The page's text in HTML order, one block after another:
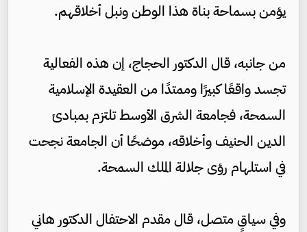
يؤمن بسماحة بناة هذا الوطن ونبل أخلاقهم.
من جانبه، قال الدكتور الحجاج، إن هذه الفعالية
تجسد واقعًا كبيرًا وممتدًا من العقيدة الإسلامية
السمحة، فجامعة الشرق الأوسط تلتزم بمبادئ
الدين الحنيف وأخلاقه، موضحًا أن الجامعة نجحت
في استلهام رؤى جلالة الملك السمحة.
وفي سياقٍ متصل، قال مقدم الاحتفال الدكتور هاني